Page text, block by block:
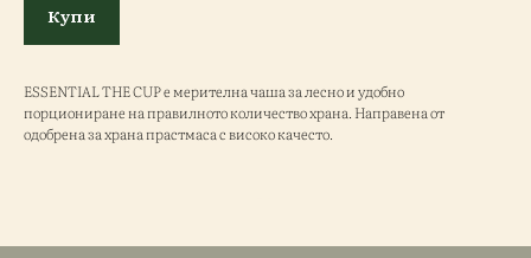
Купи
ESSENTIAL THE CUP е мерителна чаша за лесно и удобно
порциониране на правилното количество храна. Направена от
одобрена за храна прастмаса с високо качесто.